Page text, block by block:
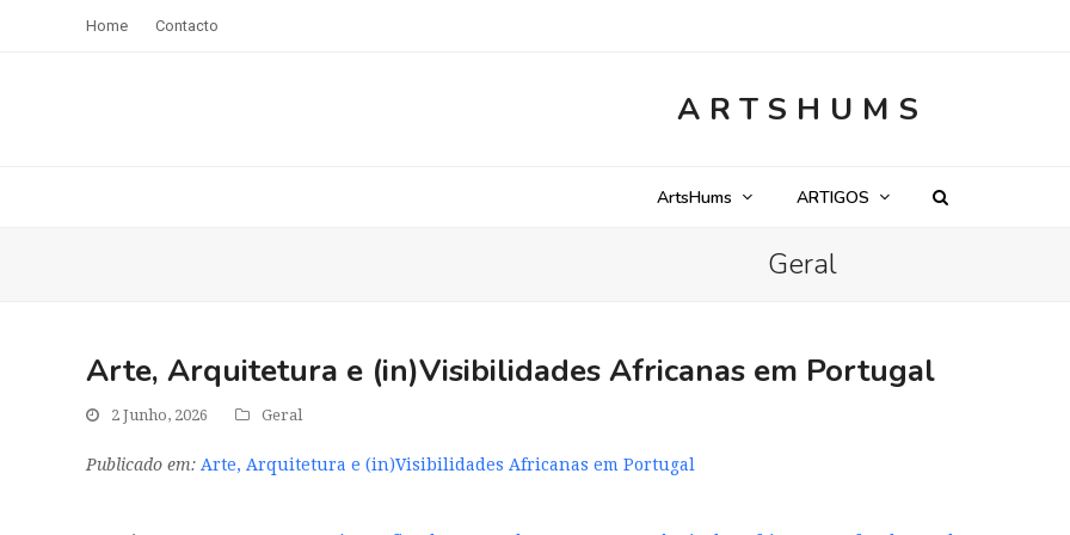
Home Contacto
ARTSHUMS
ArtsHums ARTIGOS
Geral
Arte, Arquitetura e (in)Visibilidades Africanas em Portugal
2 Junho, 2026 Geral
Publicado em: Arte, Arquitetura e (in)Visibilidades Africanas em Portugal